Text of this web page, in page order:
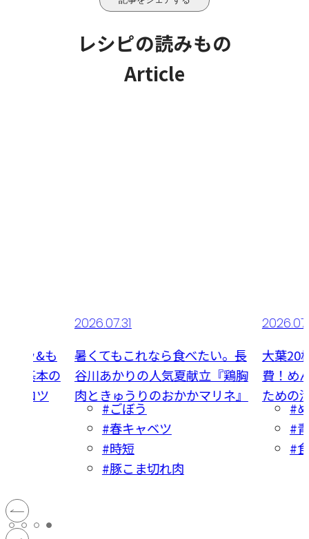
レシピの読みもの
Article
たい。長
立『鶏胸
マリネ』
2026.07.29
大葉20枚みょうが6個大量消
費！めんつゆで『薬味を食べる
ための漬け卵』つまみにも
#めんつゆ
#青じそ
#食
カリシ
して美
一本漬
#
#
#